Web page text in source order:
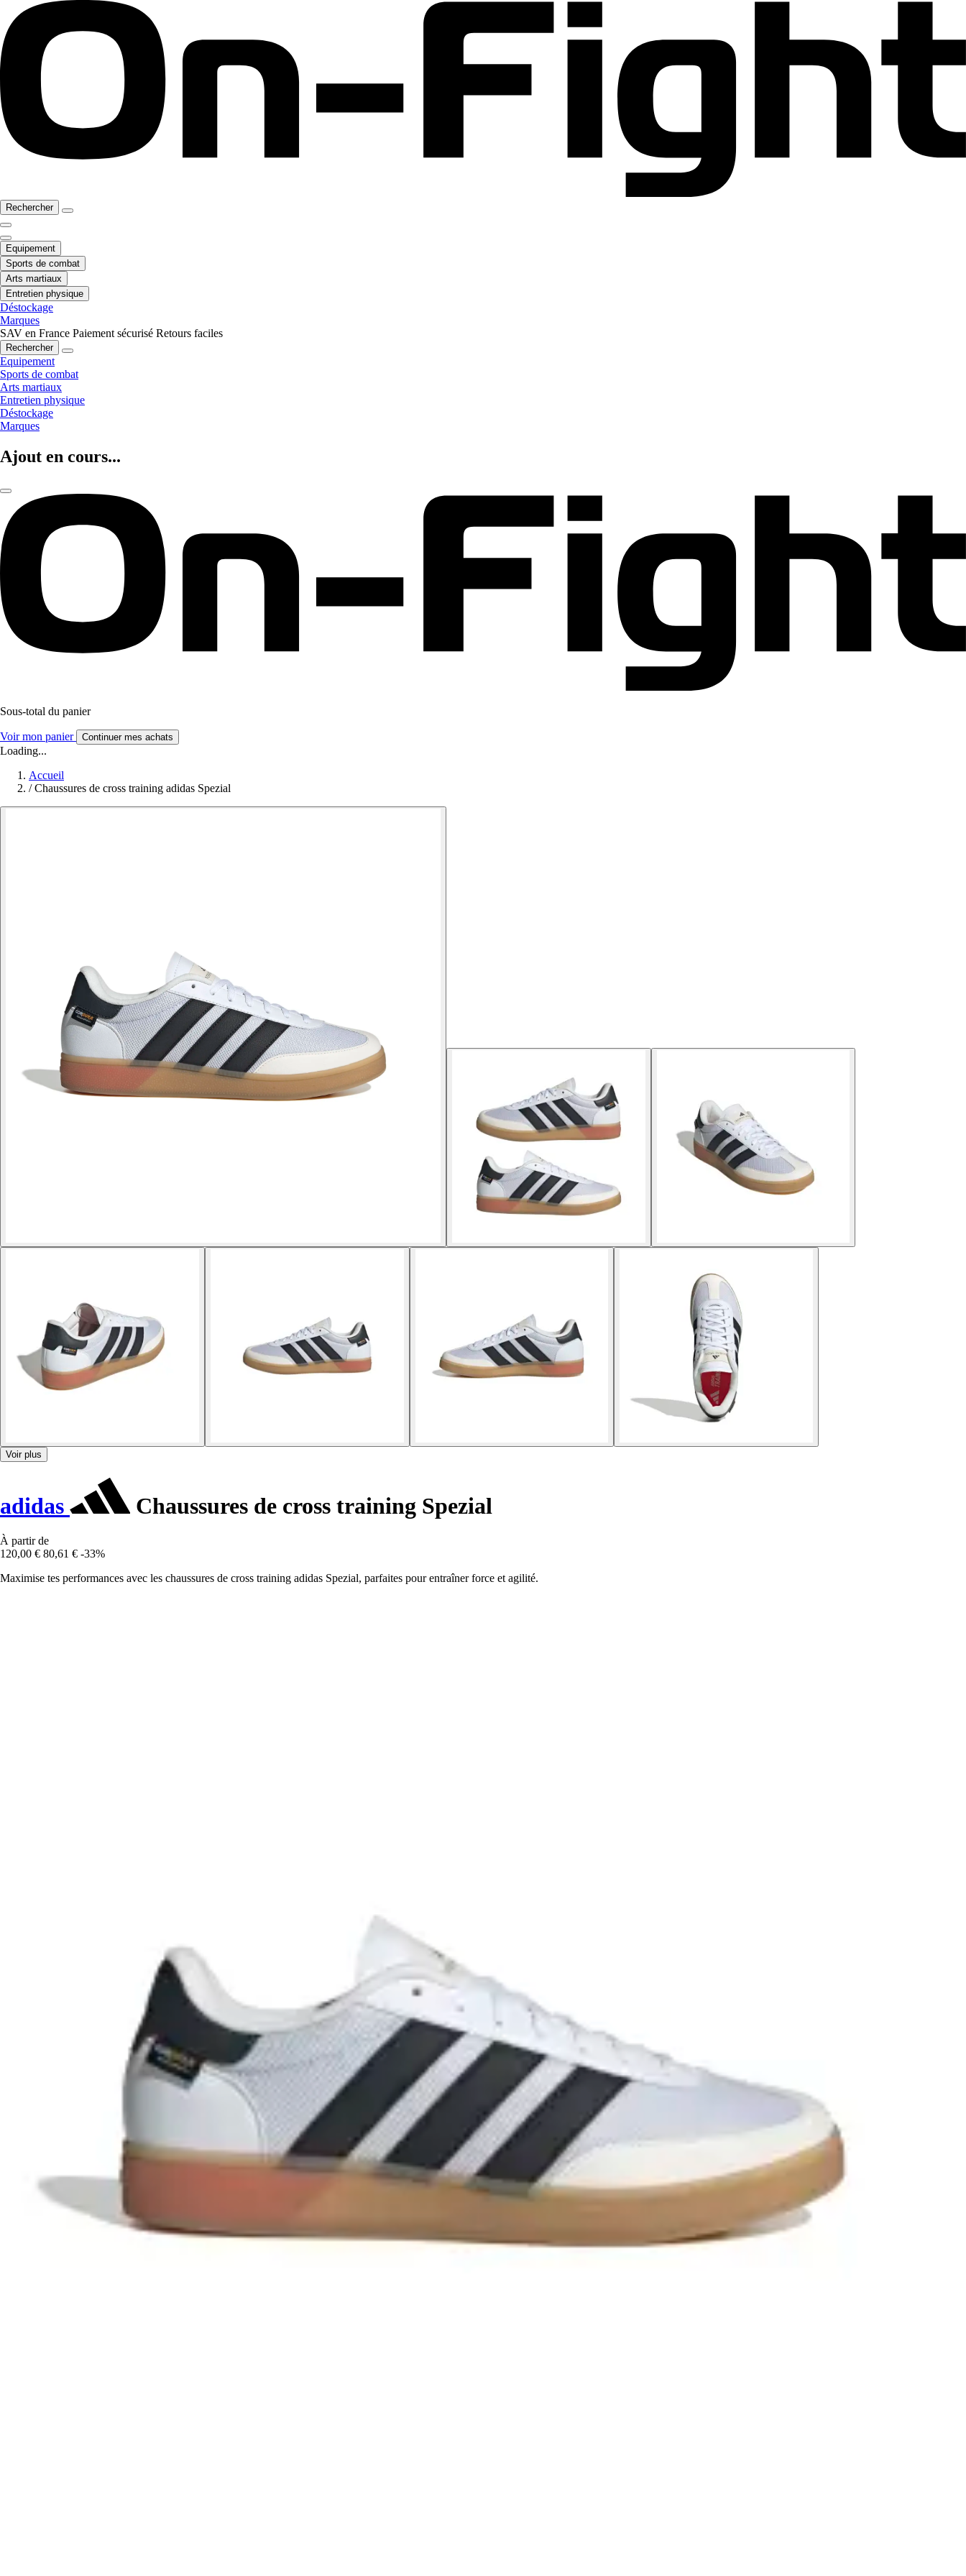
Rechercher
Equipement
Sports de combat
Arts martiaux
Entretien physique
Déstockage
Marques
SAV en France Paiement sécurisé Retours faciles
Rechercher
Equipement
Sports de combat
Arts martiaux
Entretien physique
Déstockage
Marques
Ajout en cours...
Sous-total du panier
Voir mon panier Continuer mes achats
Loading...
Accueil
/ Chaussures de cross training adidas Spezial
Voir plus
adidas Chaussures de cross training Spezial
À partir de
120,00 € 80,61 € -33%
Maximise tes performances avec les chaussures de cross training adidas Spezial, parfaites pour entraîner force et agilité.